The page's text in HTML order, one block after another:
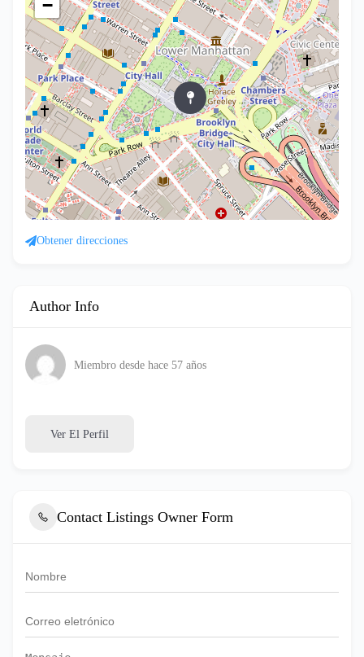
−
Obtener direcciones
Author Info
Miembro desde hace 57 años
Ver El Perfil
Contact Listings Owner Form